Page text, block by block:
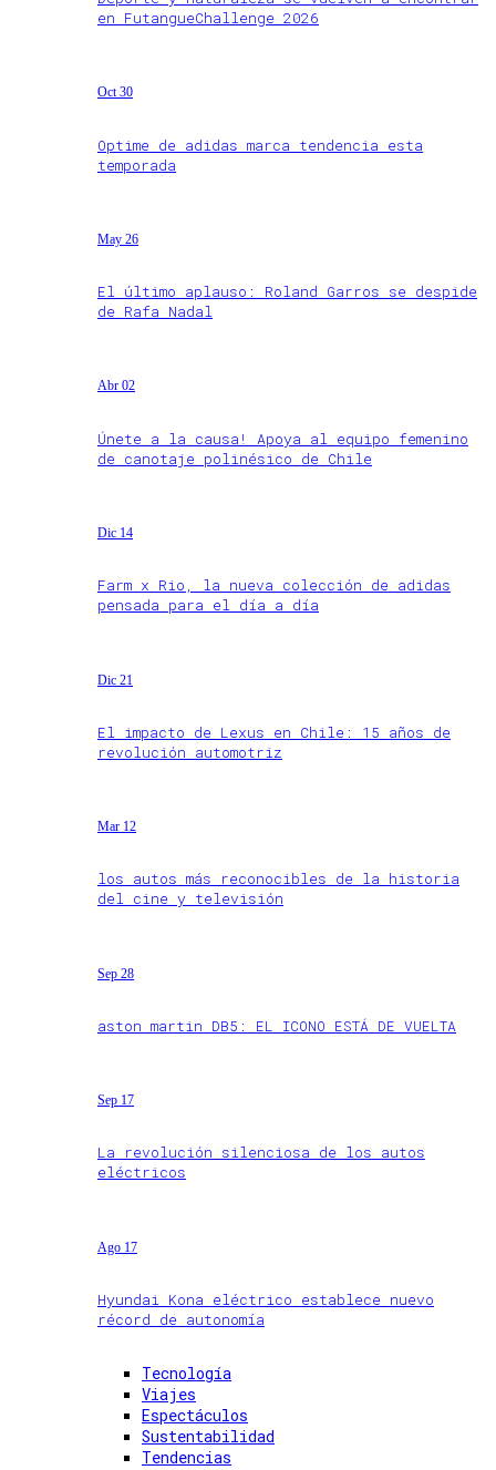
en FutangueChallenge 2026
Oct 30
Optime de adidas marca tendencia esta
temporada
May 26
El último aplauso: Roland Garros se despide
de Rafa Nadal
Abr 02
Únete a la causa! Apoya al equipo femenino
de canotaje polinésico de Chile
Dic 14
Farm x Rio, la nueva colección de adidas
pensada para el día a día
Dic 21
El impacto de Lexus en Chile: 15 años de
revolución automotriz
Mar 12
los autos más reconocibles de la historia
del cine y televisión
Sep 28
aston martin DB5: EL ICONO ESTÁ DE VUELTA
Sep 17
La revolución silenciosa de los autos
eléctricos
Ago 17
Hyundai Kona eléctrico establece nuevo
récord de autonomía
Tecnología
Viajes
Espectáculos
Sustentabilidad
Tendencias